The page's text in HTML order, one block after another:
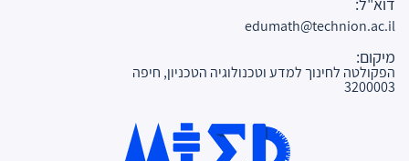
דוא"ל:
edumath@technion.ac.il
מיקום:
הפקולטה לחינוך למדע וטכנולוגיה הטכניון, חיפה
3200003